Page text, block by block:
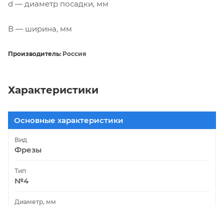
d — диаметр посадки, мм
В — ширина, мм
Производитель: Россия
Характеристики
Основные характеристики
Вид
Фрезы
Тип
№4
Диаметр, мм